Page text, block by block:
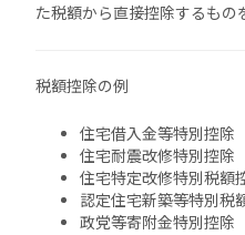
た税額から直接控除するもの
税額控除の例
住宅借入金等特別控除
住宅耐震改修特別控除
住宅特定改修特別税額
認定住宅新築等特別税
政党等寄附金特別控除